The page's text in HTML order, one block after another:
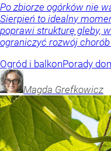
Po zbiorze ogórków nie
Sierpień to idealny
poprawi strukturę gleby,
ograniczyć rozwój
Ogród i balkonPorady
Magda Grefkowicz